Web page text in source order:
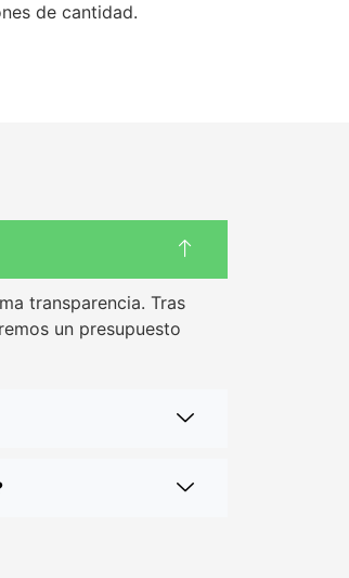
de cantidad.
transparencia. Tras
un presupuesto